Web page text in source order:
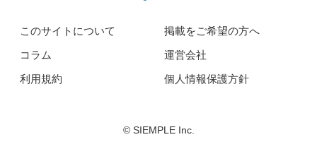
このサイトについて
掲載をご希望の方へ
コラム
運営会社
利用規約
個人情報保護方針
© SIEMPLE Inc.